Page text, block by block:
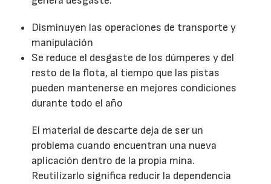
Disminuyen las operaciones de transporte y
manipulación
Se reduce el desgaste de los dúmperes y del
resto de la flota, al tiempo que las pistas
pueden mantenerse en mejores condiciones
durante todo el año
El material de descarte deja de ser un
problema cuando encuentran una nueva
aplicación dentro de la propia mina.
Reutilizarlo significa reducir la dependencia